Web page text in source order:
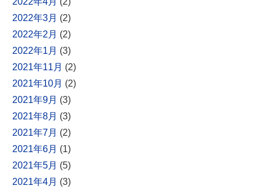
2022年3月 (2)
2022年2月 (2)
2022年1月 (3)
2021年11月 (2)
2021年10月 (2)
2021年9月 (3)
2021年8月 (3)
2021年7月 (2)
2021年6月 (1)
2021年5月 (5)
2021年4月 (3)